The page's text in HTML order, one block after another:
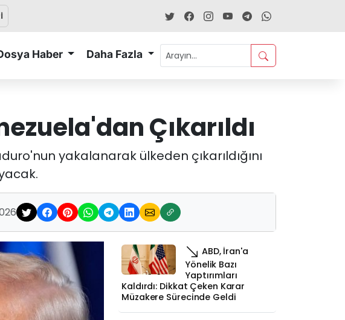
Haber Daha Fazla
Çıkarıldı
yakalanarak ülkeden çıkarıldığını
ABD, İran'a
Yönelik Bazı
Yaptırımları
Kaldırdı: Dikkat Çeken Karar
Müzakere Sürecinde Geldi